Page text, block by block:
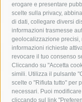
erogare e presentare
scelte sulla privacy,
di dati, collegare diversi
informazioni trasmesse
geolocalizzazione precisi,
informazioni richieste
revocare il tuo consenso
Cliccando su "Accetta
simili. Utilizza il pulsante
scelte o "Rifiuta tutto" per
necessari. Puoi
cliccando sul link
lavori
lorenzo
massimo coppola
penisola sorrentina
protezione civile
sindaco cuomo
turismo
Vico